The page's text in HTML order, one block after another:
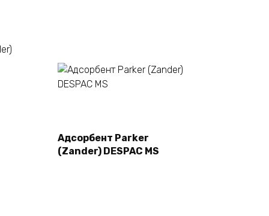
Адсорбент Parker
(Zander) DESPAC MS